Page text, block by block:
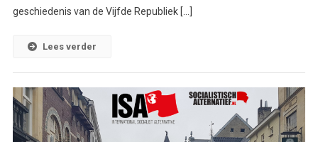
geschiedenis van de Vijfde Republiek […]
Lees verder